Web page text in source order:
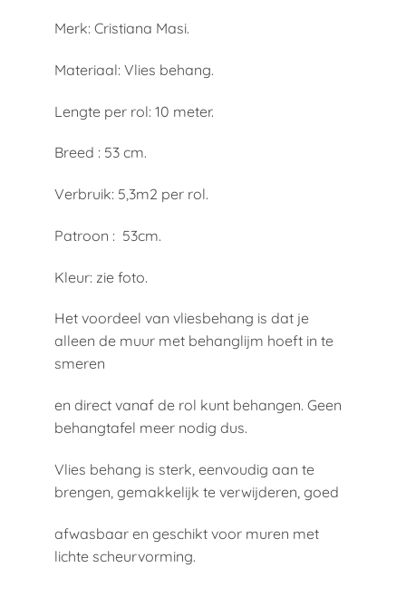
Merk: Cristiana Masi.
Materiaal: Vlies behang.
Lengte per rol: 10 meter.
Breed : 53 cm.
Verbruik: 5,3m2 per rol.
Patroon : 53cm.
Kleur: zie foto.
Het voordeel van vliesbehang is dat je
alleen de muur met behanglijm hoeft in te
smeren
en direct vanaf de rol kunt behangen. Geen
behangtafel meer nodig dus.
Vlies behang is sterk, eenvoudig aan te
brengen, gemakkelijk te verwijderen, goed
afwasbaar en geschikt voor muren met
lichte scheurvorming.